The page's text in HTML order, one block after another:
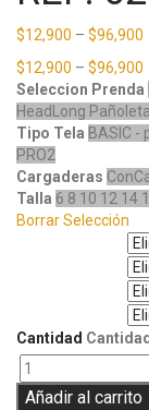
$12,900 – $96,900
$12,900 – $96,900
Seleccion Prenda
HeadLong Pañoleta
Tipo Tela BASIC -
PRO2
Cargaderas
Talla 6 8 10 12 14
Borrar Selección
Cantidad Cantidad
Añadir al carrito